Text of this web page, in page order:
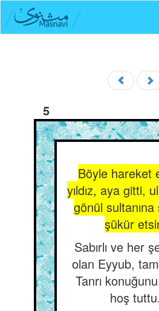
5
Böyle hareket
yıldız, aya gitti,
gönül
şükür
Sabırlı ve her
olan Eyyub,
Tanrı
hoş tuttu.